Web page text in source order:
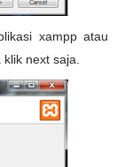
xampp atau
next saja.